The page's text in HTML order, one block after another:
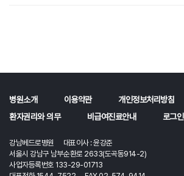
병원소개 이용약관
개인정보처리방침
환자권리와 의무
비급여진료안내 로그인
강남베드로병원 대표이사 : 윤강준
서울시 강남구 남부순환로 2633(도곡동914-2)
사업자등록번호 133-29-01713